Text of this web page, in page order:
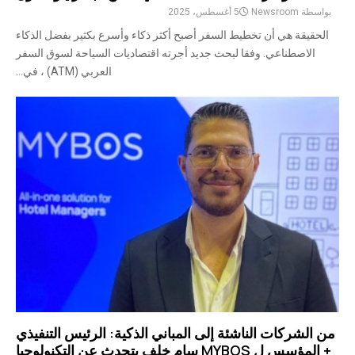
بواسطة Newsroom 5 أغسطس، 2025
الحقيقة هي أن تخطيط السفر أصبح أكثر ذكاء وأسرع بكثير بفضل الذكاء
الاصطناعي. وفقا لبحث جديد أجرته اقتصاديات السياحة لسوق السفر
العربي (ATM) ، في...
من الشركات الناشئة إلى المباني الذكية: الرئيس التنفيذي
+ المؤسس ل MYBOS سام خلف يتحدث عن التكنولوجيا